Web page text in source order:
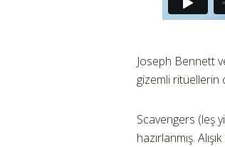
Joseph Bennett
gizemli ritüellerin
Scavengers (leş
hazırlanmış.